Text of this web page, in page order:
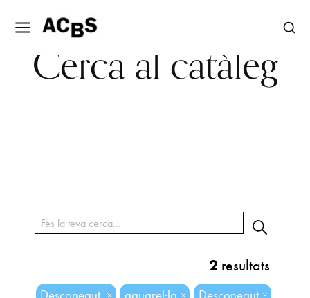
Cerca al catàleg
2 resultats
Desconegut aquarel·la Desconegut